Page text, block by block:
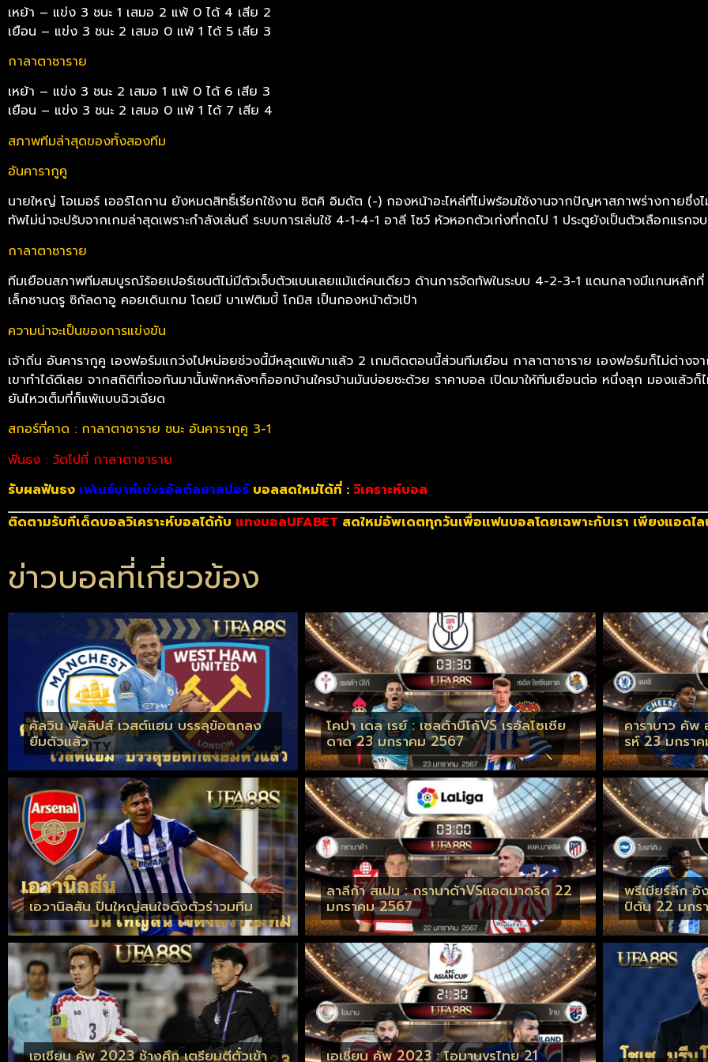
เหย้า – แข่ง 3 ชนะ 1 เสมอ 2 แพ้ 0 ได้ 4 เสีย 2
เยือน – แข่ง 3 ชนะ 2 เสมอ 0 แพ้ 1 ได้ 5 เสีย 3
กาลาตาซาราย
เหย้า – แข่ง 3 ชนะ 2 เสมอ 1 แพ้ 0 ได้ 6 เสีย 3
เยือน – แข่ง 3 ชนะ 2 เสมอ 0 แพ้ 1 ได้ 7 เสีย 4
สภาพทีมล่าสุดของทั้งสองทีม
อันคารากูคู
นายใหญ่ โอเมอร์ เออร์โดกาน ยังหมดสิทธิ์เรียกใช้งาน ซิตคิ อิมดัต (-) กองหน้าอะไหล่ที่ไม่พร้อมใช้งานจากปัญหาสภาพร่างกายซึ่
ทัพไม่น่าจะปรับจากเกมล่าสุดเพราะกำลังเล่นดี ระบบการเล่นใช้ 4-1-4-1 อาลี โซว์ หัวหอกตัวเก่งที่กดไป 1 ประตูยังเป็นตัวเลือกแรกจ
กาลาตาซาราย
ทีมเยือนสภาพทีมสมบูรณ์ร้อยเปอร์เซนต์ไม่มีตัวเจ็บตัวแบนเลยแม้แต่คนเดียว ด้านการจัดทัพในระบบ 4-2-3-1 แดนกลางมีแกนหลัก
เล็กซานดรู ซิกัลดาอู คอยเดินเกม โดยมี บาเฟติมบี้ โกมิส เป็นกองหน้าตัวเป้า
ความน่าจะเป็นของการแข่งขัน
เจ้าถิ่น อันคารากูคู เองฟอร์มแกว่งไปหน่อยช่วงนี้มีหลุดแพ้มาแล้ว 2 เกมติดตอนนี้ส่วนทีมเยือน กาลาตาซาราย เองฟอร์มก็ไม่ต่างจา
เขาทำได้ดีเลย จากสถิติที่เจอกันมานั้นพักหลังๆก็ออกบ้านใครบ้านมันบ่อยซะด้วย ราคาบอล เปิดมาให้ทีมเยือนต่อ หนึ่งลุก มองแล้วก็ไ
ยันไหวเต็มที่ก็แพ้แบบฉิวเฉียด
สกอร์ที่คาด : กาลาตาซาราย ชนะ อันคารากูคู 3-1
ฟันธง : วัดไปที่ กาลาตาซาราย
รับผลฟันธง เฟเนร์บาห์เช่vsอัลตัลยาสปอร์บอลสดใหม่ได้ที่ : วิเคราะห์บอล
ติดตามรับทีเด็ดบอลวิเคราะห์บอลได้กับ แทงบอลUFABET สดใหม่อัพเดตทุกวันเพื่อแฟนบอลโดยเฉพาะกับเรา เพียงแอดไ
ข่าวบอลที่เกี่ยวข้อง
คัลวิน ฟิลลิปส์ เวสต์แฮม บรรลุข้อตกลง
ยืมตัวแล้ว
โคปา เดล เรย์ : เซลต้าบีโก้VS เรอัลโซเซีย
ดาด 23 มกราคม 2567
คาราบาว คัพ
รห์ 23 มกรา
เอวานิลสัน ปืนใหญ่สนใจดึงตัวร่าวมทีม
ลาลีก้า สเปน : กรานาด้าVSแอตมาดริด 22
มกราคม 2567
พรีเมียร์ลีก อั
ป์ตัน 22 มกร
เอเชียน คัพ 2023 ช้างศึก เตรียมตีตั๋วเข้า เอเชี่ยน คัพ 2023 : โอมานvsไทย 21